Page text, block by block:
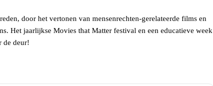
door het vertonen van mensenrechten-gerelateerde films en
Het jaarlijkse Movies that Matter festival en een educatieve week
de deur!